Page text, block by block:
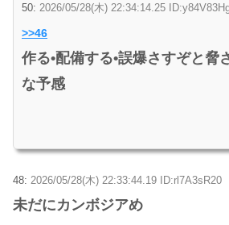
50: 2026/05/28(木) 22:34:14.25
>>46
作る•配備する•誤爆さすぞと脅
な予感
48: 2026/05/28(木) 22:33:44.19 ID:rl7A3sR20
未だにカンボジアめ